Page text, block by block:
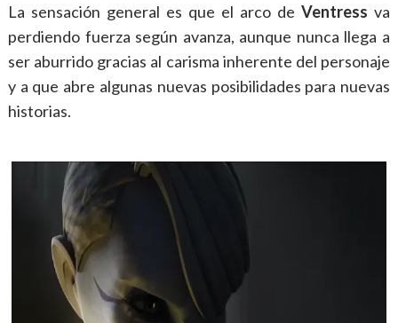
La sensación general es que el arco deVentress va
perdiendo fuerza según avanza, aunque nunca llega a
ser aburrido gracias al carisma inherente del personaje
y a que abre algunas nuevas posibilidades para nuevas
historias.